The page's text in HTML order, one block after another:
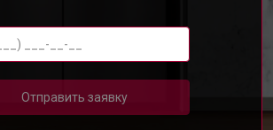
Отправить заявку